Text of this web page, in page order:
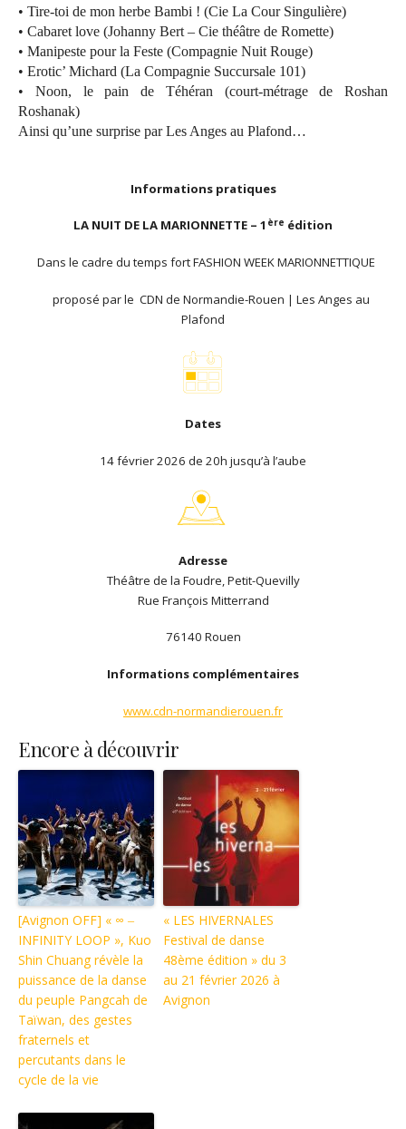
• Tire-toi de mon herbe Bambi ! (Cie La Cour Singulière)
• Cabaret love (Johanny Bert – Cie théâtre de Romette)
• Manipeste pour la Feste (Compagnie Nuit Rouge)
• Erotic’ Michard (La Compagnie Succursale 101)
• Noon, le pain de Téhéran (court-métrage de Roshan
Roshanak)
Ainsi qu’une surprise par Les Anges au Plafond…
Informations pratiques
LA NUIT DE LA MARIONNETTE – 1 ère édition
Dans le cadre du temps fort FASHION WEEK MARIONNETTIQUE
proposé par le CDN de Normandie-Rouen | Les Anges au
Plafond
Dates
14 février 2026 de 20h jusqu’à l’aube
Adresse
Théâtre de la Foudre, Petit-Quevilly
Rue François Mitterrand
76140 Rouen
Informations complémentaires
www.cdn-normandierouen.fr
Encore à découvrir
[Avignon OFF] « ∞ ‒
INFINITY LOOP », Kuo
Shin Chuang révèle la
puissance de la danse
du peuple Pangcah de
Taïwan, des gestes
fraternels et
percutants dans le
cycle de la vie
« LES HIVERNALES
Festival de danse
48ème édition » du 3
au 21 février 2026 à
Avignon